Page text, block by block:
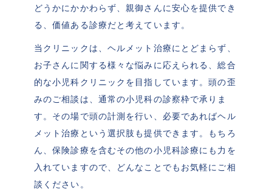
どうかにかかわらず、親御さんに安心を提供でき
る、価値ある診療だと考えています。
当クリニックは、ヘルメット治療にとどまらず、
お子さんに関する様々な悩みに応えられる、総合
的な小児科クリニックを目指しています。頭の歪
みのご相談は、通常の小児科の診察枠で承りま
す。その場で頭の計測を行い、必要であればヘル
メット治療という選択肢も提供できます。もちろ
ん、保険診療を含むその他の小児科診療にも力を
入れていますので、どんなことでもお気軽にご相
談ください。